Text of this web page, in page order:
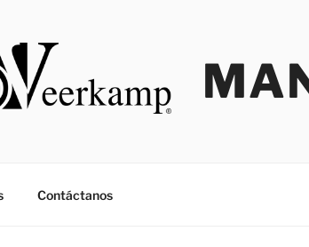
Contáctanos